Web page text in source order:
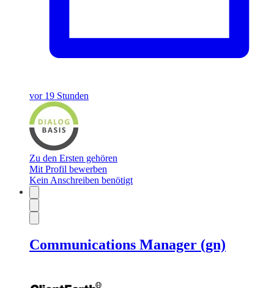
vor 19 Stunden
Zu den Ersten gehören
Mit Profil bewerben
Kein Anschreiben benötigt
Communications Manager (gn)